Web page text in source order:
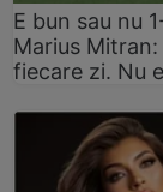
E bun sau nu
Marius
fiecare zi. Nu